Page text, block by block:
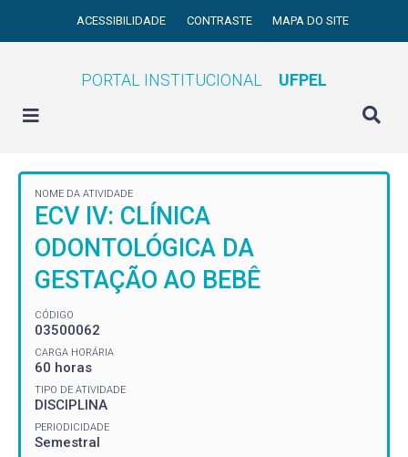
ACESSIBILIDADE CONTRASTE MAPA DO SITE
PORTAL INSTITUCIONAL UFPEL
NOME DA ATIVIDADE
ECV IV: CLÍNICA
ODONTOLÓGICA DA
GESTAÇÃO AO BEBÊ
CÓDIGO
03500062
CARGA HORÁRIA
60 horas
TIPO DE ATIVIDADE
DISCIPLINA
PERIODICIDADE
Semestral